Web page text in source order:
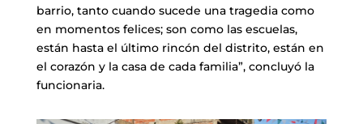
barrio, tanto cuando sucede una tragedia como
en momentos felices; son como las escuelas,
están hasta el último rincón del distrito, están en
el corazón y la casa de cada familia”, concluyó la
funcionaria.